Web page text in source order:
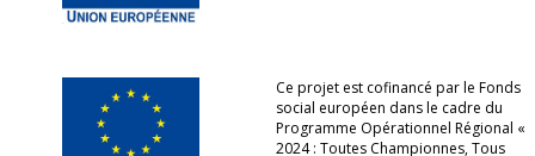
Ce projet est cofinancé par le Fonds
social européen dans le cadre du
Programme Opérationnel Régional «
2024 : Toutes Championnes, Tous